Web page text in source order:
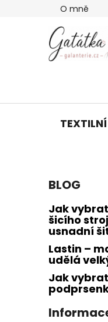
O mně
o
s
t
r
a
n
n
í
p
BLOG
Jak
šicího
usnadní
Lastin –
udělá
Jak